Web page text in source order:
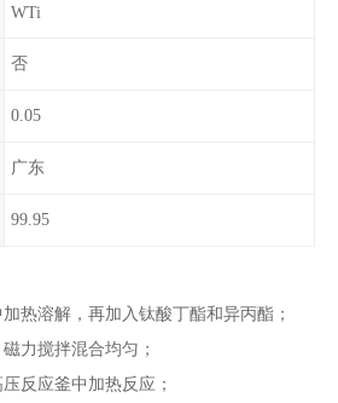
WTi
否
0.05
广东
99.95
热溶解，再加入钛酸丁酯和异丙酯；
搅拌混合均匀；
应釜中加热反应；